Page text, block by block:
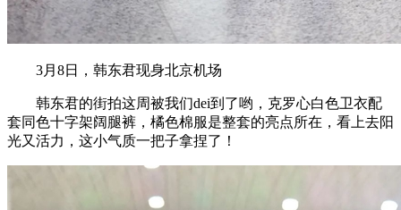
3月8日，韩东君现身北京机场
韩东君的街拍这周被我们dei到了哟，克罗心白色卫衣配
套同色十字架阔腿裤，橘色棉服是整套的亮点所在，看上去阳
光又活力，这小气质一把子拿捏了！